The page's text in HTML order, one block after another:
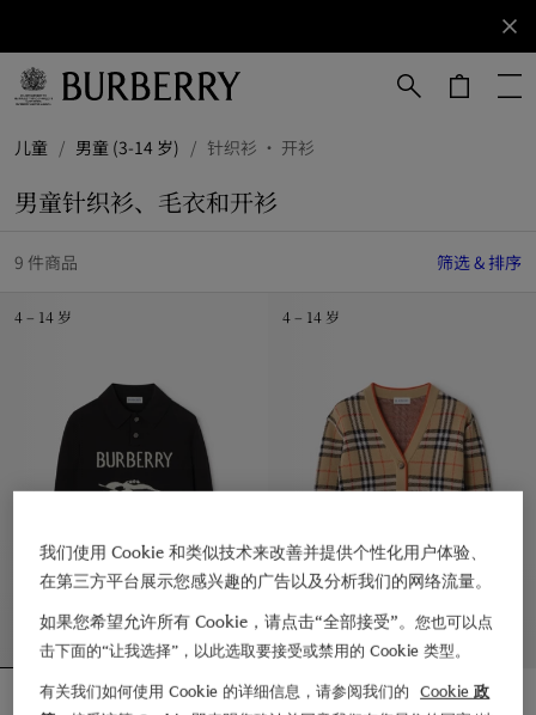
订阅获取
Burberry
品牌资
儿童 / 男童 (3-14 岁) / 针织衫 · 开衫
男童针织衫、毛衣和开衫
9 件商品 筛选 & 排序
4 – 14 岁
长袖棉质骑士 Polo 衫
¥4,250.00
4 – 14 岁
格纹羊毛开衫
¥4,250.00
我们使用 Cookie 和类似技术来改善并提供个性化用户体验、
在第三方平台展示您感兴趣的广告以及分析我们的网络流量。
如果您希望允许所有 Cookie，请点击“全部接受”。您也可以点
击下面的“让我选择”，以此选取要接受或禁用的 Cookie 类型。
有关我们如何使用 Cookie 的详细信息，请参阅我们的
Cookie 政